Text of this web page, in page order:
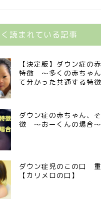
く読まれている記事
【決定版】ダウン症の
特徴 〜多くの赤ちゃ
て分かった共通する特
ダウン症の赤ちゃん、
徴 〜おーくんの場合〜
ダウン症児のこの口 重
【カリメロの口】